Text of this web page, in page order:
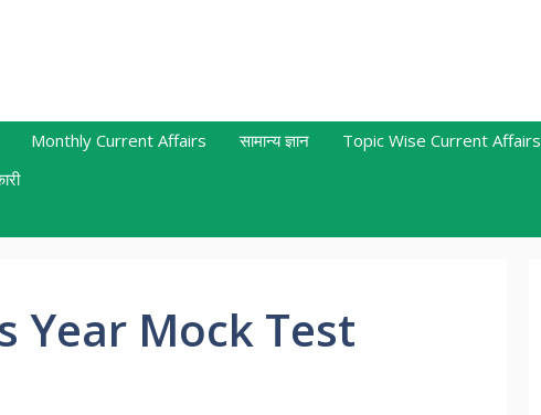
Monthly Current Affairs सामान्य ज्ञान Topic Wise Current Affairs
Year Mock Test